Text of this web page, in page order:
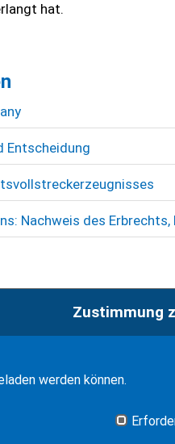
hat.
Entscheidung
Nachweis des
Zustimmung
werden können.